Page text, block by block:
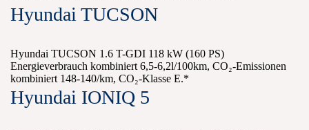
Hyundai TUCSON
Hyundai TUCSON 1.6 T-GDI 118 kW (160 PS)
Energieverbrauch kombiniert 6,5-6,2l/100km, CO₂-Emissionen
kombiniert 148-140/km, CO₂-Klasse E.*
Hyundai IONIQ 5